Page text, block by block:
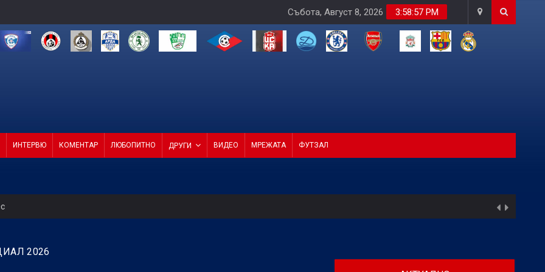
3:58:58 PM
Събота, Август 8, 2026
ИНТЕРВЮ КОМЕНТАР ЛЮБОПИТНО ДРУГИ ВИДЕО МРЕЖАТА ФУТЗАЛ
1948 (СЪСТАВИ)
2026